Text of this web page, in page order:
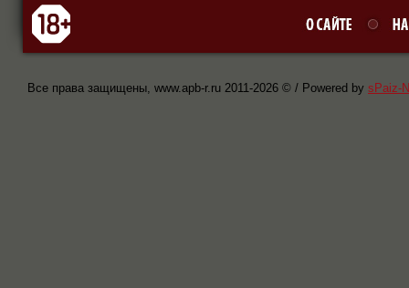
Все права защищены, www.apb-r.ru 2011-2026 © / Powered by sPaiz-